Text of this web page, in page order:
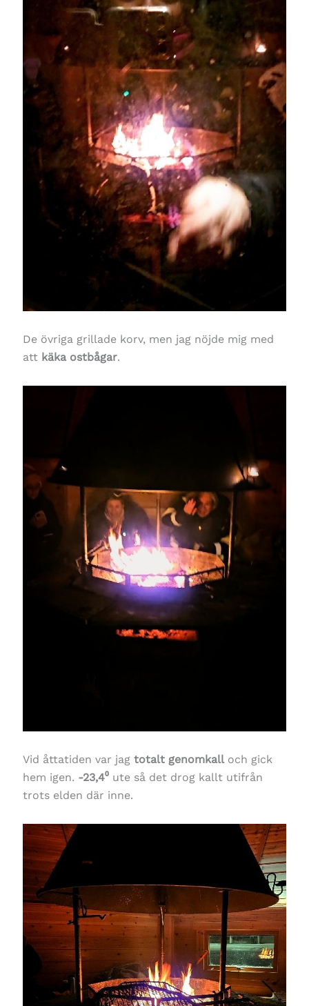
De övriga grillade korv, men jag nöjde mig med
att käka ostbågar.
Vid åttatiden var jag totalt genomkalloch gick
hem igen. -23,4⁰ute så det drog kallt utifrån
trots elden där inne.